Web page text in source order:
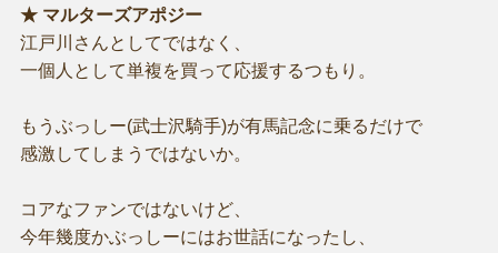
★ マルターズアポジー
江戸川さんとしてではなく、
一個人として単複を買って応援するつもり。
もうぶっしー(武士沢騎手)が有馬記念に乗るだけで
感激してしまうではないか。
コアなファンではないけど、
今年幾度かぶっしーにはお世話になったし、